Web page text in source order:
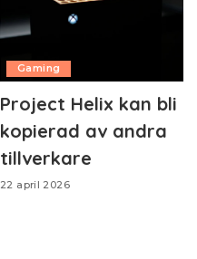
Gaming
Project Helix kan bli
kopierad av andra
tillverkare
22 april 2026